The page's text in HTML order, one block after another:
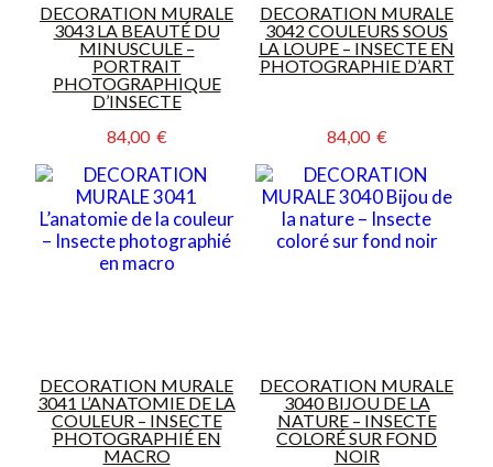
DECORATION MURALE
3043 LA BEAUTÉ DU
MINUSCULE –
PORTRAIT
PHOTOGRAPHIQUE
D’INSECTE
84,00  €
DECORATION MURALE
3042 COULEURS SOUS
LA LOUPE – INSECTE EN
PHOTOGRAPHIE D’ART
84,00  €
DECORATION MURALE
3041 L’ANATOMIE DE LA
COULEUR – INSECTE
PHOTOGRAPHIÉ EN
MACRO
DECORATION MURALE
3040 BIJOU DE LA
NATURE – INSECTE
COLORÉ SUR FOND
NOIR